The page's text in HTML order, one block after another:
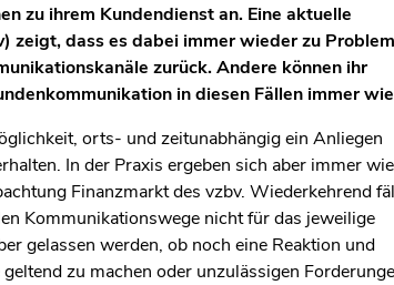
zu ihrem Kundendienst an. Eine aktuelle
zeigt, dass es dabei immer wieder zu
zurück. Andere können ihr
in diesen Fällen immer
orts- und zeitunabhängig ein Anliegen
In der Praxis ergeben sich aber immer
Finanzmarkt des vzbv. Wiederkehrend
Kommunikationswege nicht für das jeweilige
gelassen werden, ob noch eine Reaktion und
zu machen oder unzulässigen